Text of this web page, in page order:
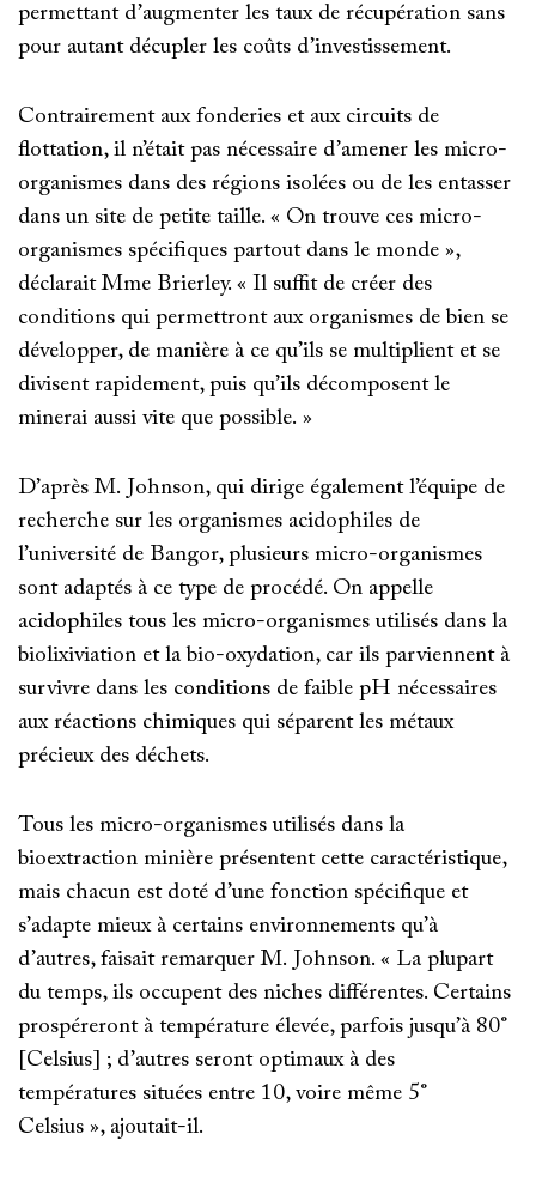
permettant d’augmenter les taux de récupération sans
pour autant décupler les coûts d’investissement.
Contrairement aux fonderies et aux circuits de
flottation, il n’était pas nécessaire d’amener les micro-
organismes dans des régions isolées ou de les entasser
dans un site de petite taille. « On trouve ces micro-
organismes spécifiques partout dans le monde »,
déclarait Mme Brierley. « Il suffit de créer des
conditions qui permettront aux organismes de bien se
développer, de manière à ce qu’ils se multiplient et se
divisent rapidement, puis qu’ils décomposent le
minerai aussi vite que possible. »
D’après M. Johnson, qui dirige également l’équipe de
recherche sur les organismes acidophiles de
l’université de Bangor, plusieurs micro-organismes
sont adaptés à ce type de procédé. On appelle
acidophiles tous les micro-organismes utilisés dans la
biolixiviation et la bio-oxydation, car ils parviennent à
survivre dans les conditions de faible pH nécessaires
aux réactions chimiques qui séparent les métaux
précieux des déchets.
Tous les micro-organismes utilisés dans la
bioextraction minière présentent cette caractéristique,
mais chacun est doté d’une fonction spécifique et
s’adapte mieux à certains environnements qu’à
d’autres, faisait remarquer M. Johnson. « La plupart
du temps, ils occupent des niches différentes. Certains
prospéreront à température élevée, parfois jusqu’à 80°
[Celsius] ; d’autres seront optimaux à des
températures situées entre 10, voire même 5°
Celsius », ajoutait-il.